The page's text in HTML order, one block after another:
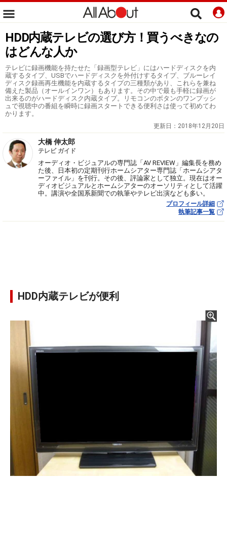
HDD内蔵テレビの選び方！買うべきなの
はどんな人か
テレビに録画機能を持たせた「録画型テレビ」にはハードディスクを内
蔵するタイプ、USBでハードディスクを外付けするタイプ、ブルーレイ
ディスク録画再生機能を内蔵するタイプの三種類があり、これらを兼ね
備えた製品（オールインワン）もあります。その中で最も手軽に録画が
出来るのがハードディスク内蔵タイプ。リモコンのボタンのワンプッシ
ュで視聴中の番組を瞬時に録画スタートできる便利さは使って初めてわ
かります。
更新日： 2018年12月20日
大橋 伸太郎
テレビ ガイド
オーディオ・ビジュアルの専門誌「AV REVIEW」編集長を務め
た後、日本初の定期刊行ホームシアター専門誌「ホームシアタ
ーファイル」を刊行。その後、評論家として独立。現在はオー
ディオビジュアルとホームシアターのオーソリティとして活躍
中。講演や全国系新聞での執筆やテレビ出演なども多い。
プロフィール詳細
執筆記事一覧
HDD内蔵テレビが便利